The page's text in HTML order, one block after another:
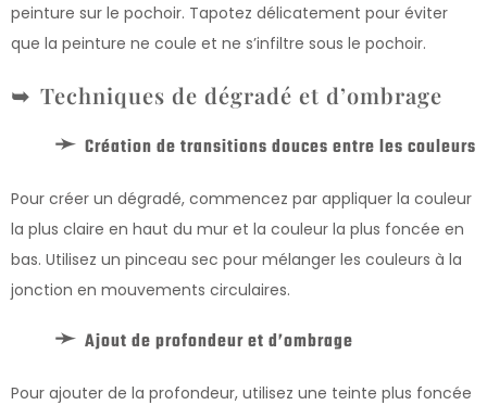
peinture sur le pochoir. Tapotez délicatement pour éviter
que la peinture ne coule et ne s’infiltre sous le pochoir.
Techniques de dégradé et d’ombrage
Création de transitions douces entre les couleurs
Pour créer un dégradé, commencez par appliquer la couleur
la plus claire en haut du mur et la couleur la plus foncée en
bas. Utilisez un pinceau sec pour mélanger les couleurs à la
jonction en mouvements circulaires.
Ajout de profondeur et d’ombrage
Pour ajouter de la profondeur, utilisez une teinte plus foncée